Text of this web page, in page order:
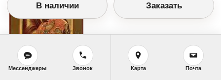
Православный календарь
В наличии Заказать
Мессенджеры Звонок Карта Почта